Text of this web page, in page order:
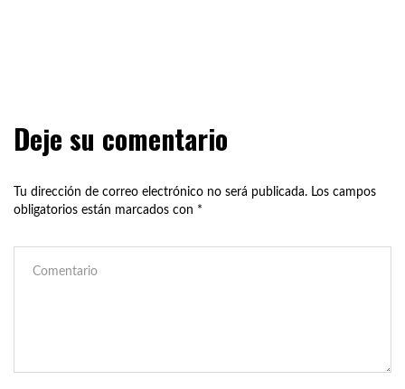
Deje su comentario
Tu dirección de correo electrónico no será publicada. Los campos
obligatorios están marcados con *